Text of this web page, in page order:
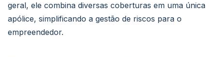
geral, ele combina diversas coberturas em uma única
apólice, simplificando a gestão de riscos para o
empreendedor.